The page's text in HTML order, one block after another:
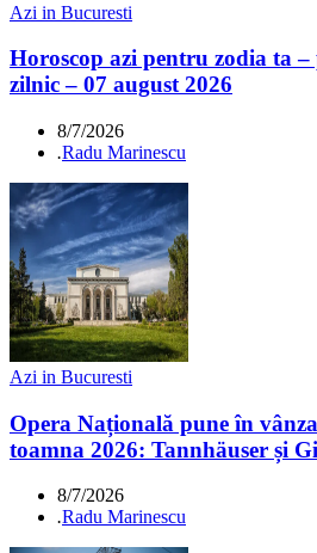
Azi in Bucuresti
Horoscop azi pentru zodia ta
zilnic – 07 august 2026
8/7/2026
.Radu Marinescu
Azi in Bucuresti
Opera Națională pune în
toamna 2026: Tannhäuser și
8/7/2026
.Radu Marinescu